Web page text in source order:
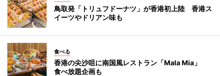
鳥取発「トリュフドーナツ」が香港初上陸 香港ス
イーツやドリアン味も
食べる
香港の尖沙咀に南国風レストラン「Mala Mia」
食べ放題企画も